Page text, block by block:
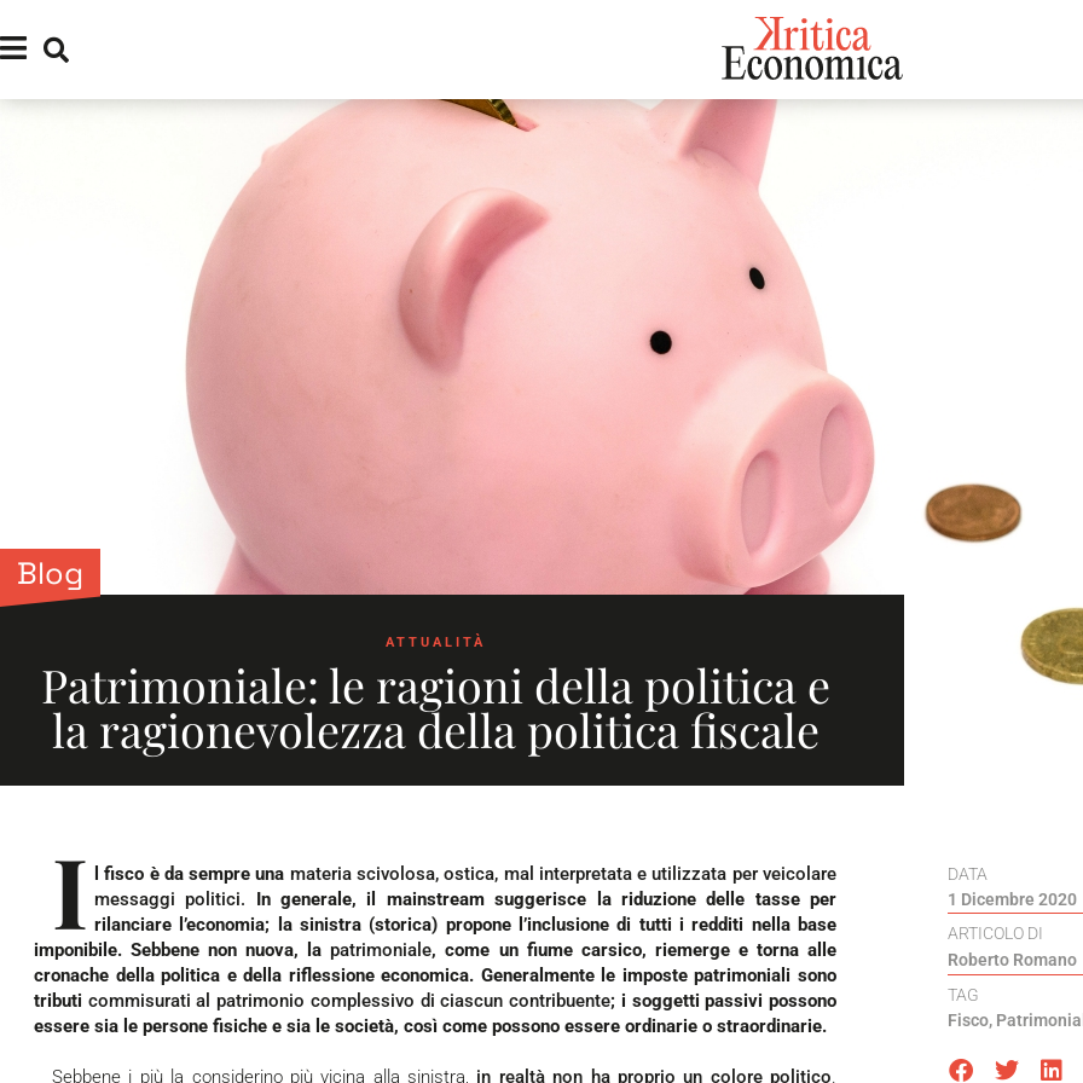
Blog
ATTUALITÀ
Patrimoniale: le ragioni della politica e
la ragionevolezza della politica fiscale
I l fisco è da sempre una materia scivolosa, ostica, mal interpretata e utilizzata per veicolare
messaggi politici. In generale, il mainstreamsuggerisce la riduzione delle tasse per
rilanciare l’economia; la sinistra (storica) propone l’inclusione di tutti i redditi nella base
imponibile. Sebbene non nuova, la patrimoniale, come un fiume carsico, riemerge e torna alle
cronache della politica e della riflessione economica. Generalmente le imposte patrimoniali sono
tributi commisurati al patrimonio complessivo di ciascun contribuente; i soggetti passivi possono
essere sia le persone fisiche e sia le società, così come possono essere ordinarie o straordinarie.
Sebbene i più la considerino più vicina alla sinistra, in realtà non ha proprio un colore politico.
DATA
1 Dicembre 2020
ARTICOLO DI
Roberto Romano
TAG
Fisco,